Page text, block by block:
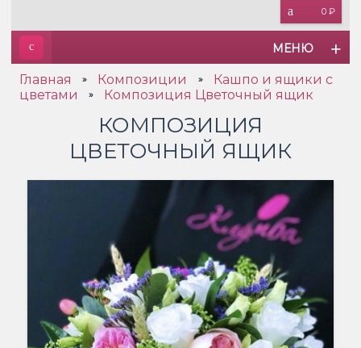
0 ₽
МЕНЮ
Главная » Композиции »
Кашпо и ящики с
цветами
» Композиция Цветочный ящик
КОМПОЗИЦИЯ
ЦВЕТОЧНЫЙ ЯЩИК